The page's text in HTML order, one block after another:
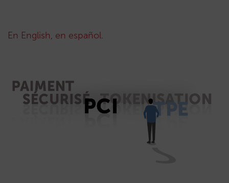
En English, en español.